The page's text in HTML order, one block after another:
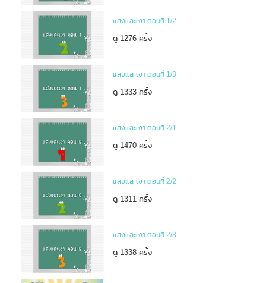
แสงและเงา ตอนที่ 1/2
ดู 1276 ครั้ง
แสงและเงา ตอนที่ 1/3
ดู 1333 ครั้ง
แสงและเงา ตอนที่ 2/1
ดู 1470 ครั้ง
แสงและเงา ตอนที่ 2/2
ดู 1311 ครั้ง
แสงและเงา ตอนที่ 2/3
ดู 1338 ครั้ง